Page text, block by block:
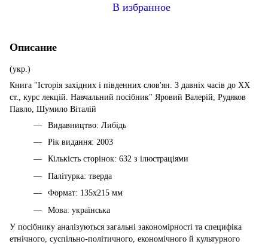
В избранное
Описание
(укр.)
Книга "Історія західних і південних слов'ян. З давніх часів до ХХ
ст., курс лекцій. Навчальний посібник" Яровий Валерій, Рудяков
Павло, Шумило Віталій
Видавництво: Либідь
Рік видання: 2003
Кількість сторінок: 632 з ілюстраціями
Палітурка: тверда
Формат: 135х215 мм
Мова: українська
У посібнику аналізуються загальні закономірності та спе­цифіка
етнічного, суспільно-політичного, економічного й куль­турного